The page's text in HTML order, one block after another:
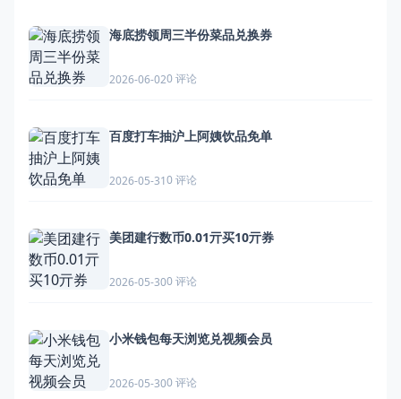
海底捞领周三半份菜品兑换券
2026-06-020 评论
百度打车抽沪上阿姨饮品免单
2026-05-310 评论
美团建行数币0.01亓买10亓券
2026-05-300 评论
小米钱包每天浏览兑视频会员
2026-05-300 评论